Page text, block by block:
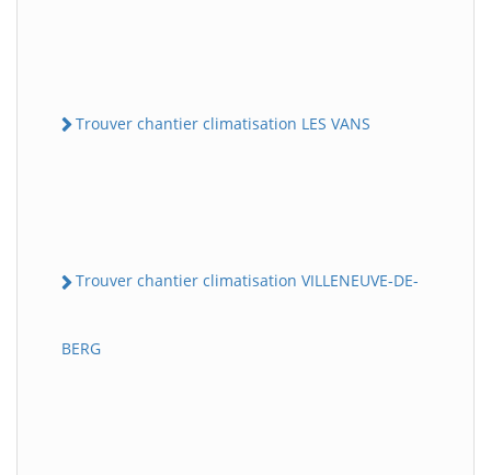
Trouver chantier climatisation LES VANS
Trouver chantier climatisation VILLENEUVE-DE-
BERG